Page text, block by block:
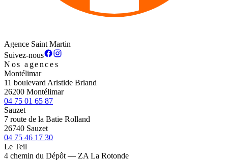
Agence Saint Martin
Suivez-nous
Nos agences
Montélimar
11 boulevard Aristide Briand
26200 Montélimar
04 75 01 65 87
Sauzet
7 route de la Batie Rolland
26740 Sauzet
04 75 46 17 30
Le Teil
4 chemin du Dépôt — ZA La Rotonde